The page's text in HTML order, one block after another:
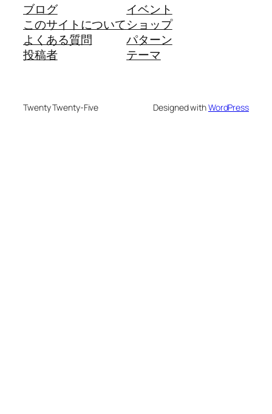
ブログ
このサイトについて
よくある質問
投稿者
イベント
ショップ
パターン
テーマ
Twenty Twenty-Five Designed withWordPress